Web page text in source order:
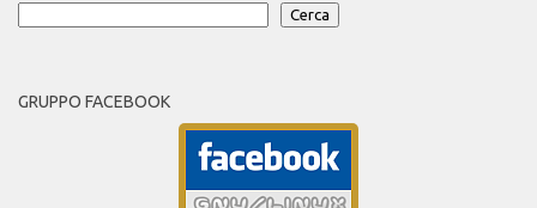
Cerca
GRUPPO FACEBOOK